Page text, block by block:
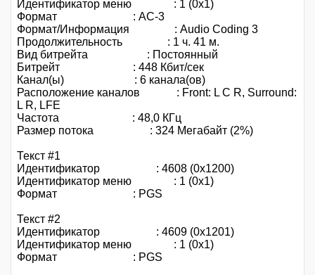
Идентификатор меню : 1 (0x1)
Формат : AC-3
Формат/Информация : Audio Coding 3
Продолжительность : 1 ч. 41 м.
Вид битрейта : Постоянный
Битрейт : 448 Кбит/сек
Канал(ы) : 6 канала(ов)
Расположение каналов : Front: L C R, Surround:
L R, LFE
Частота : 48,0 КГц
Размер потока : 324 Мегабайт (2%)
Текст #1
Идентификатор : 4608 (0x1200)
Идентификатор меню : 1 (0x1)
Формат : PGS
Текст #2
Идентификатор : 4609 (0x1201)
Идентификатор меню : 1 (0x1)
Формат : PGS